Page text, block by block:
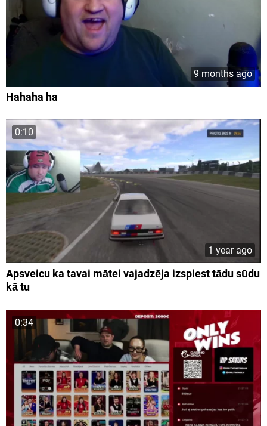
9 months ago
Hahaha ha
0:10
1 year ago
Apsveicu ka tavai mātei vajadzēja izspiest tādu sūdu
kā tu
0:34